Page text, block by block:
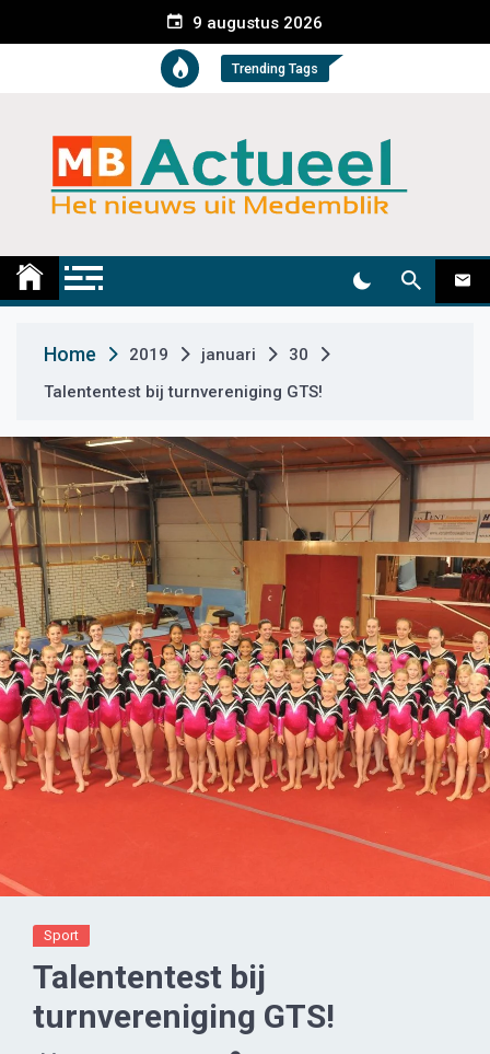
e
t
9 augustus 2026
Trending Tags
Medemblik Actueel
Home 2019 januari
30
Talententest bij turnvereniging GTS!
Sport
Talententest bij
turnvereniging GTS!